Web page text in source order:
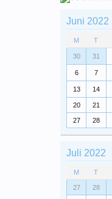
Juni 2022
M T
30 31
6 7
13 14
20 21
27 28
Juli 2022
M T
27 28